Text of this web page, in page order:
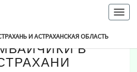
И АСТРАХАНСКАЯ ОБЛАСТЬ
ПРИСТАНЬ
РЕЧНЫЕ
ТРАМВАЙЧИКИ
И РЕЧНЫЕ
В